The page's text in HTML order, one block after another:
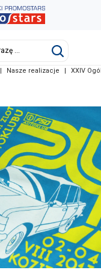
| Nasze realizacje |
XXIV